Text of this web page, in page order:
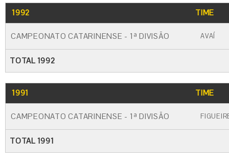
1992 TIME
CAMPEONATO CATARINENSE - 1ª DIVISÃO AVAÍ
TOTAL 1992
1991 TIME
CAMPEONATO CATARINENSE - 1ª DIVISÃO
TOTAL 1991